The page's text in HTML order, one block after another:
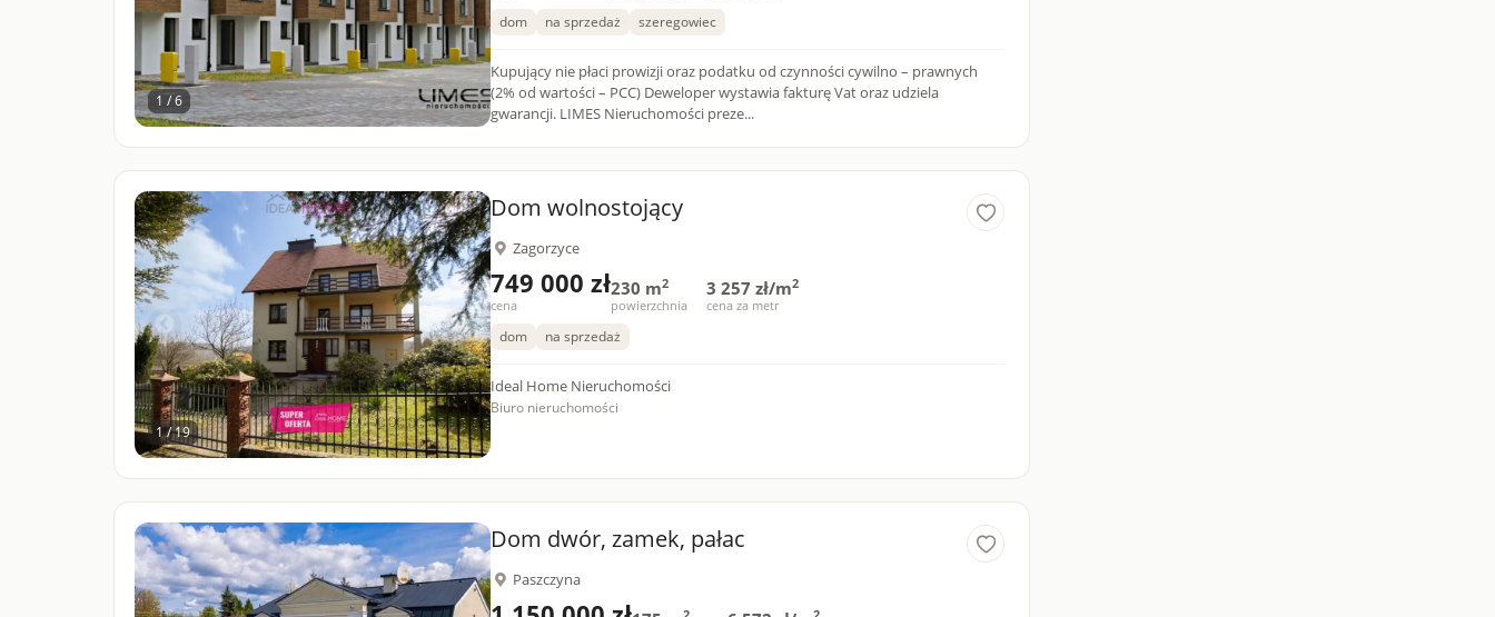
1 / 6
dom na sprzedaż szeregowiec
Kupujący nie płaci prowizji oraz podatku od czynności cywilno – prawnych
(2% od wartości – PCC) Deweloper wystawia fakturę Vat oraz udziela
gwarancji. LIMES Nieruchomości preze...
1 / 19
Dom wolnostojący
Zagorzyce
749 000 zł
cena
230 m2
powierzchnia
3 257 zł/m2
cena za metr
dom na sprzedaż
Ideal Home Nieruchomości
Biuro nieruchomości
Dom dwór, zamek, pałac
Paszczyna